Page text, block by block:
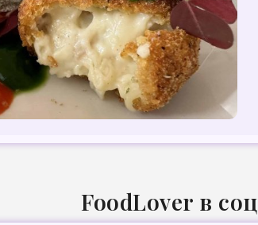
FoodLover в